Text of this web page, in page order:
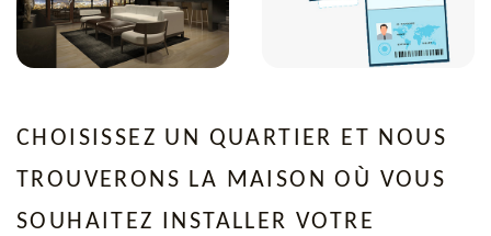
CHOISISSEZ UN QUARTIER ET NOUS
TROUVERONS LA MAISON OÙ VOUS
SOUHAITEZ INSTALLER VOTRE